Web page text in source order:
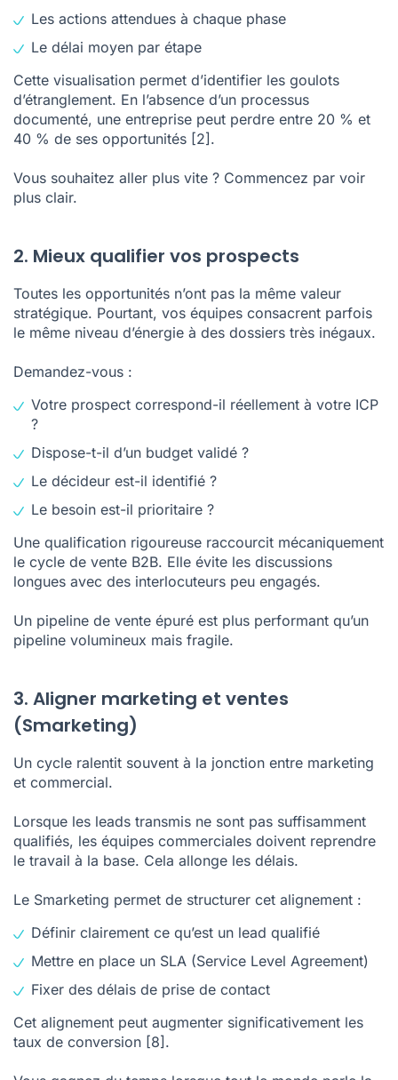
Les actions attendues à chaque phase
Le délai moyen par étape
Cette visualisation permet d’identifier les goulots
d’étranglement. En l’absence d’un processus
documenté, une entreprise peut perdre entre 20 % et
40 % de ses opportunités [2].
Vous souhaitez aller plus vite ? Commencez par voir
plus clair.
2. Mieux qualifier vos prospects
Toutes les opportunités n’ont pas la même valeur
stratégique. Pourtant, vos équipes consacrent parfois
le même niveau d’énergie à des dossiers très inégaux.
Demandez-vous :
Votre prospect correspond-il réellement à votre ICP
?
Dispose-t-il d’un budget validé ?
Le décideur est-il identifié ?
Le besoin est-il prioritaire ?
Une qualification rigoureuse raccourcit mécaniquement
le cycle de vente B2B. Elle évite les discussions
longues avec des interlocuteurs peu engagés.
Un pipeline de vente épuré est plus performant qu’un
pipeline volumineux mais fragile.
3. Aligner marketing et ventes
(Smarketing)
Un cycle ralentit souvent à la jonction entre marketing
et commercial.
Lorsque les leads transmis ne sont pas suffisamment
qualifiés, les équipes commerciales doivent reprendre
le travail à la base. Cela allonge les délais.
Le Smarketing permet de structurer cet alignement :
Définir clairement ce qu’est un lead qualifié
Mettre en place un SLA (Service Level Agreement)
Fixer des délais de prise de contact
Cet alignement peut augmenter significativement les
taux de conversion [8].